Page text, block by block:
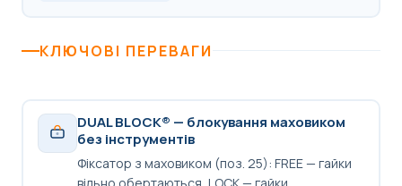
КЛЮЧОВІ ПЕРЕВАГИ
DUAL BLOCK® — блокування маховиком
без інструментів
Фіксатор з маховиком (поз. 25): FREE — гайки